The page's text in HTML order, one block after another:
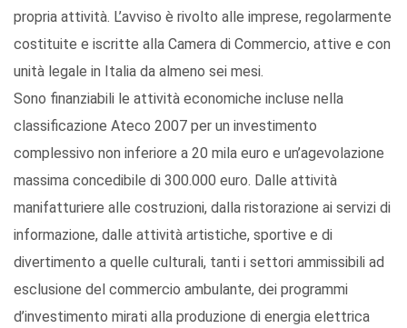
propria attività. L’avviso è rivolto alle imprese, regolarmente
costituite e iscritte alla Camera di Commercio, attive e con
unità legale in Italia da almeno sei mesi.
Sono finanziabili le attività economiche incluse nella
classificazione Ateco 2007 per un investimento
complessivo non inferiore a 20 mila euro e un’agevolazione
massima concedibile di 300.000 euro. Dalle attività
manifatturiere alle costruzioni, dalla ristorazione ai servizi di
informazione, dalle attività artistiche, sportive e di
divertimento a quelle culturali, tanti i settori ammissibili ad
esclusione del commercio ambulante, dei programmi
d’investimento mirati alla produzione di energia elettrica